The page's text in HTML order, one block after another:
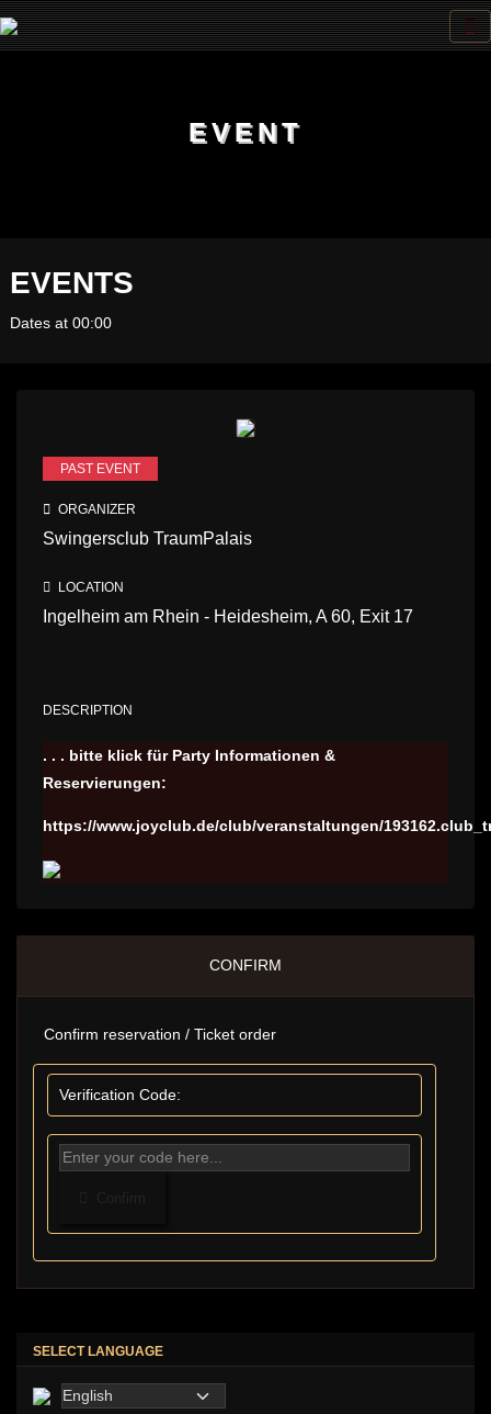
EVENT
EVENTS
Dates at 00:00
PAST EVENT
ORGANIZER
Swingersclub TraumPalais
LOCATION
Ingelheim am Rhein - Heidesheim, A 60, Exit 17
DESCRIPTION
. . . bitte klick für Party Informationen &
Reservierungen:
https://www.joyclub.de/club/veranstaltungen/
CONFIRM
Confirm reservation / Ticket order
Verification Code:
Confirm
SELECT LANGUAGE